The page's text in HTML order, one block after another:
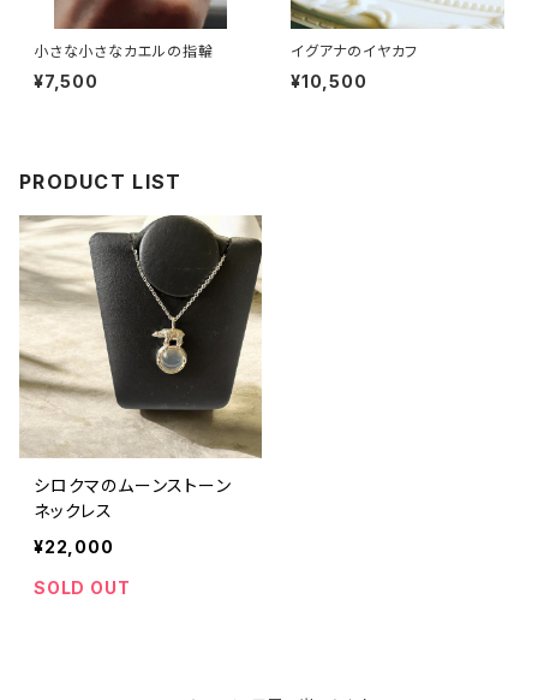
小さな小さなカエルの指輪
¥7,500
イグアナのイヤカフ
¥10,500
PRODUCT LIST
シロクマのムーンストーン
ネックレス
¥22,000
SOLD OUT